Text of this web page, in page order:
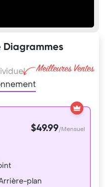
$49.99/Mensuel
plan